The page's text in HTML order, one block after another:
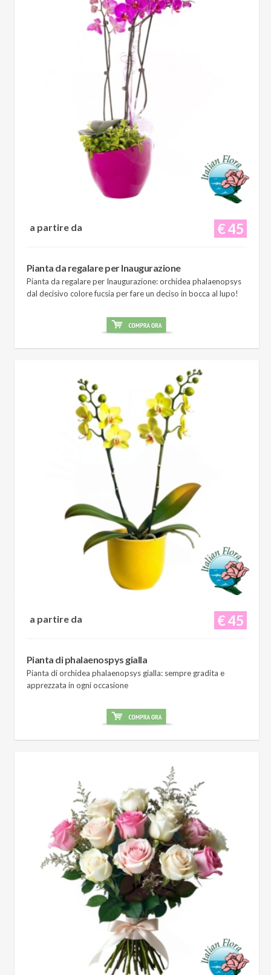
€ 45
a partire da
Pianta da regalare per Inaugurazione
Pianta da regalare per Inaugurazione: orchidea phalaenopsys
dal decisivo colore fucsia per fare un deciso in bocca al lupo!
€ 45
a partire da
Pianta di phalaenospys gialla
Pianta di orchidea phalaenopsys gialla: sempre gradita e
apprezzata in ogni occasione